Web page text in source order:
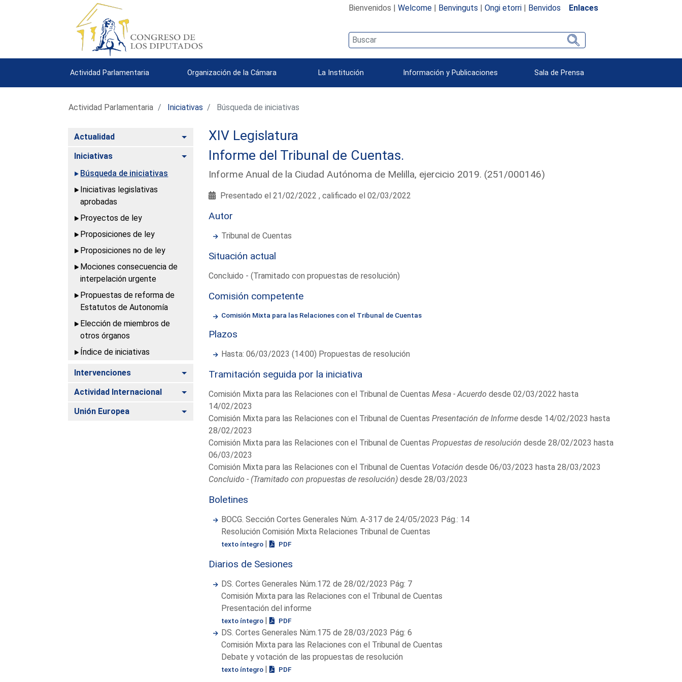
Bienvenidos | Welcome| Benvinguts | Ongi etorri| Benvidos Enlaces
Actividad Parlamentaria Organización de la Cámara La Institución Información y Publicaciones Sala de Prensa
Actividad Parlamentaria Iniciativas Búsqueda de iniciativas
Actualidad Alternar
Iniciativas
Alternar
Búsqueda de iniciativas
Iniciativas legislativas
aprobadas
Proyectos de ley
Proposiciones de ley
Proposiciones no de ley
Mociones consecuencia de
interpelación urgente
Propuestas de reforma de
Estatutos de Autonomía
Elección de miembros de
otros órganos
Índice de iniciativas
Intervenciones Alternar
Actividad Internacional Alternar
Unión Europea Alternar
XIV Legislatura
Informe del Tribunal de Cuentas.
Informe Anual de la Ciudad Autónoma de Melilla, ejercicio 2019. (251/000146)
Presentado el 21/02/2022 , calificado el 02/03/2022
Autor
Tribunal de Cuentas
Situación actual
Concluido - (Tramitado con propuestas de resolución)
Comisión competente
Comisión Mixta para las Relaciones con el Tribunal de Cuentas
Plazos
Hasta: 06/03/2023 (14:00) Propuestas de resolución
Tramitación seguida por la iniciativa
Comisión Mixta para las Relaciones con el Tribunal de Cuentas Mesa - Acuerdo desde 02/03/2022 hasta
14/02/2023
Comisión Mixta para las Relaciones con el Tribunal de Cuentas Presentación de Informedesde 14/02/2023 hasta
28/02/2023
Comisión Mixta para las Relaciones con el Tribunal de Cuentas Propuestas de resolución desde 28/02/2023 hasta
06/03/2023
Comisión Mixta para las Relaciones con el Tribunal de Cuentas Votación desde 06/03/2023 hasta 28/03/2023
Concluido - (Tramitado con propuestas de resolución)desde 28/03/2023
Boletines
BOCG. Sección Cortes Generales Núm. A-317 de 24/05/2023 Pág.: 14
Resolución Comisión Mixta Relaciones Tribunal de Cuentas
texto íntegro | PDF
Diarios de Sesiones
DS. Cortes Generales Núm.172 de 28/02/2023 Pág: 7
Comisión Mixta para las Relaciones con el Tribunal de Cuentas
Presentación del informe
texto íntegro | PDF
DS. Cortes Generales Núm.175 de 28/03/2023 Pág: 6
Comisión Mixta para las Relaciones con el Tribunal de Cuentas
Debate y votación de las propuestas de resolución
texto íntegro | PDF